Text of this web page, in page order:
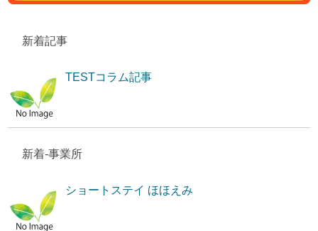
新着記事
TESTコラム記事
新着-事業所
ショートステイ ほほえみ